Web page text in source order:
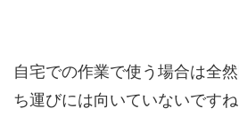
自宅での作業で使う場合は全
ち運びには向いていないですね